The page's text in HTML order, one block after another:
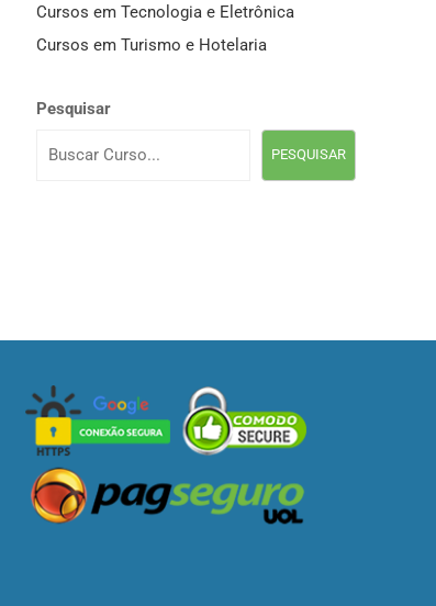
Cursos em Tecnologia e Eletrônica
Cursos em Turismo e Hotelaria
Pesquisar
PESQUISAR